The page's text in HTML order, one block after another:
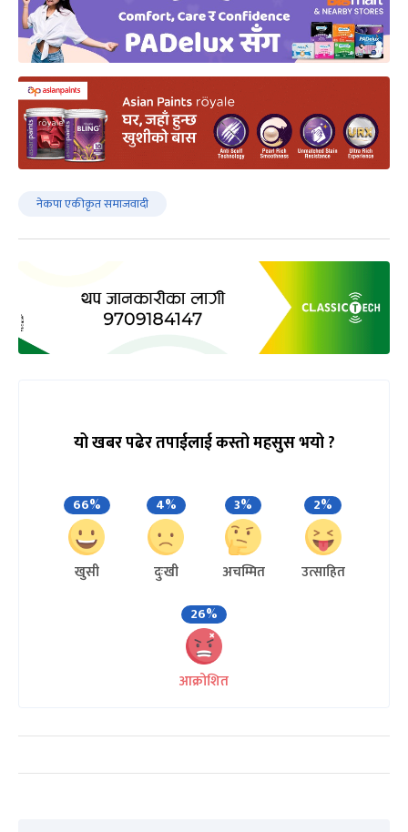
नेकपा एकीकृत समाजवादी
यो खबर पढेर तपाईलाई कस्तो महसुस भयो ?
66%
खुसी
4%
दुःखी
3%
अचम्मित
2%
उत्साहित
26%
आक्रोशित